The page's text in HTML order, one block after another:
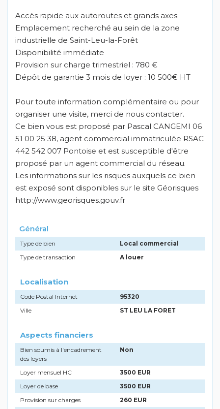
Accès rapide aux autoroutes et grands axes
Emplacement recherché au sein de la zone
industrielle de Saint-Leu-la-Forêt
Disponibilité immédiate
Provision sur charge trimestriel : 780 €
Dépôt de garantie 3 mois de loyer : 10 500€ HT
Pour toute information complémentaire ou pour
organiser une visite, merci de nous contacter.
Ce bien vous est proposé par Pascal CANGEMI 06
51 00 25 38, agent commercial immatriculée RSAC
442 542 007 Pontoise et est susceptible d'être
proposé par un agent commercial du réseau.
Les informations sur les risques auxquels ce bien
est exposé sont disponibles sur le site Géorisques
http://www.georisques.gouv.fr
Général
Type de bien
Local commercial
Type de transaction
A louer
Localisation
Code Postal Internet
95320
Ville
ST LEU LA FORET
Aspects financiers
Bien soumis à l'encadrement
des loyers
Non
Loyer mensuel HC
3500 EUR
Loyer de base
3500 EUR
Provision sur charges
260 EUR